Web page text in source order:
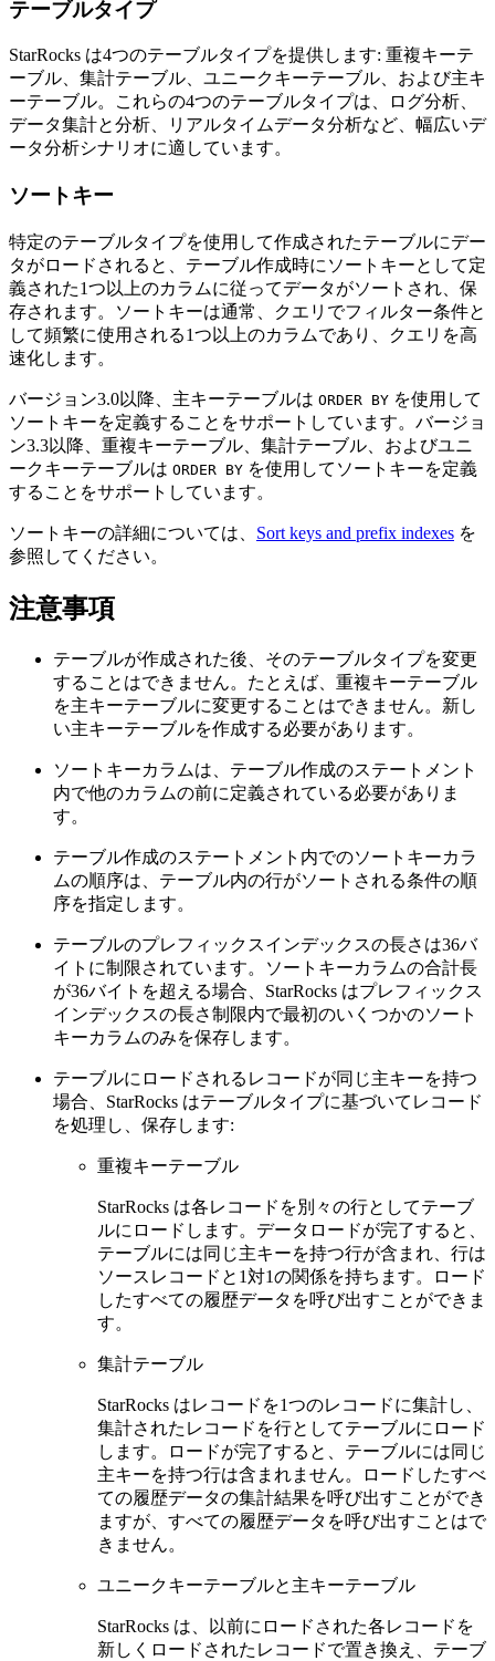
テーブルタイプ
StarRocks は4つのテーブルタイプを提供します: 重複キーテ
ーブル、集計テーブル、ユニークキーテーブル、および主キ
ーテーブル。これらの4つのテーブルタイプは、ログ分析、
データ集計と分析、リアルタイムデータ分析など、幅広いデ
ータ分析シナリオに適しています。
ソートキー
特定のテーブルタイプを使用して作成されたテーブルにデー
タがロードされると、テーブル作成時にソートキーとして定
義された1つ以上のカラムに従ってデータがソートされ、保
存されます。ソートキーは通常、クエリでフィルター条件と
して頻繁に使用される1つ以上のカラムであり、クエリを高
速化します。
バージョン3.0以降、主キーテーブルは ORDER BY を使用して
ソートキーを定義することをサポートしています。バージョ
ン3.3以降、重複キーテーブル、集計テーブル、およびユニ
ークキーテーブルは ORDER BY を使用してソートキーを定義
することをサポートしています。
ソートキーの詳細については、 Sort keys and prefix indexes を
参照してください。
注意事項
テーブルが作成された後、そのテーブルタイプを変更
することはできません。たとえば、重複キーテーブル
を主キーテーブルに変更することはできません。新し
い主キーテーブルを作成する必要があります。
ソートキーカラムは、テーブル作成のステートメント
内で他のカラムの前に定義されている必要がありま
す。
テーブル作成のステートメント内でのソートキーカラ
ムの順序は、テーブル内の行がソートされる条件の順
序を指定します。
テーブルのプレフィックスインデックスの長さは36バ
イトに制限されています。ソートキーカラムの合計長
が36バイトを超える場合、StarRocks はプレフィックス
インデックスの長さ制限内で最初のいくつかのソート
キーカラムのみを保存します。
テーブルにロードされるレコードが同じ主キーを持つ
場合、StarRocks はテーブルタイプに基づいてレコード
を処理し、保存します:
重複キーテーブル
StarRocks は各レコードを別々の行としてテーブ
ルにロードします。データロードが完了すると、
テーブルには同じ主キーを持つ行が含まれ、行は
ソースレコードと1対1の関係を持ちます。ロード
したすべての履歴データを呼び出すことができま
す。
集計テーブル
StarRocks はレコードを1つのレコードに集計し、
集計されたレコードを行としてテーブルにロード
します。ロードが完了すると、テーブルには同じ
主キーを持つ行は含まれません。ロードしたすべ
ての履歴データの集計結果を呼び出すことができ
ますが、すべての履歴データを呼び出すことはで
きません。
ユニークキーテーブルと主キーテーブル
StarRocks は、以前にロードされた各レコードを
新しくロードされたレコードで置き換え、テーブ